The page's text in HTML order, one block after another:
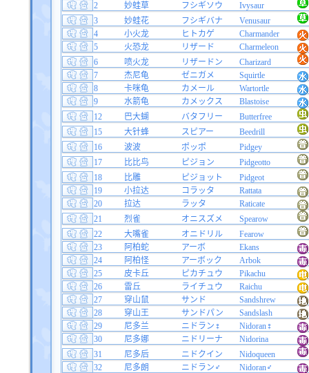
2
妙蛙草 フシギソウ
Ivysaur
3
妙蛙花 フシギバナ
Venusaur
4
小火龙 ヒトカゲ
Charmander
5
火恐龙 リザード
Charmeleon
6
喷火龙 リザードン
Charizard
7
杰尼龟 ゼニガメ
Squirtle
8
卡咪龟 カメール
Wartortle
9
水箭龟 カメックス
Blastoise
12
巴大蝴 バタフリー
Butterfree
15
大针蜂 スピアー
Beedrill
16
波波 ポッポ
Pidgey
17
比比鸟 ピジョン
Pidgeotto
18
比雕 ピジョット
Pidgeot
19
小拉达 コラッタ
Rattata
20
拉达 ラッタ
Raticate
21
烈雀 オニスズメ
Spearow
22
大嘴雀 オニドリル
Fearow
23
阿柏蛇 アーボ
Ekans
24
阿柏怪 アーボック
Arbok
25
皮卡丘 ピカチュウ
Pikachu
26
雷丘 ライチュウ
Raichu
27
穿山鼠 サンド
Sandshrew
28
穿山王 サンドパン
Sandslash
29
尼多兰 ニドラン♀
Nidoran♀
30
尼多娜 ニドリーナ
Nidorina
31
尼多后 ニドクイン
Nidoqueen
32
尼多朗 ニドラン♂
Nidoran♂